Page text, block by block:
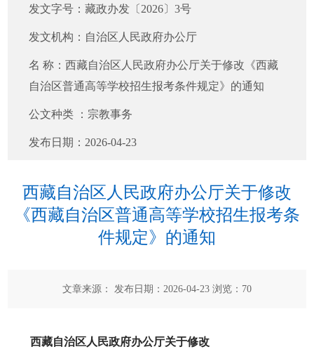
发文字号：藏政办发〔2026〕3号
发文机构： 自治区人民政府办公厅
名 称：西藏自治区人民政府办公厅关于修改《西藏
自治区普通高等学校招生报考条件规定》的通知
公文种类 ： 宗教事务
发布日期： 2026-04-23
西藏自治区人民政府办公厅关于修改
《西藏自治区普通高等学校招生报考条
件规定》的通知
文章来源： 发布日期：2026-04-23 浏览： 70
西藏自治区人民政府办公厅关于修改